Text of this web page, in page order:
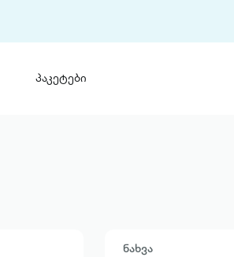
პაკეტები
ნახვა